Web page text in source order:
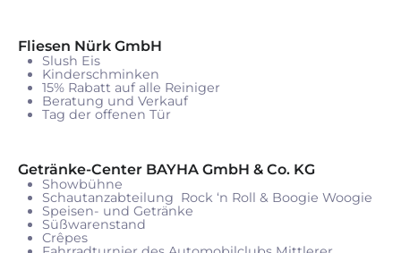
Fliesen Nürk GmbH
Slush Eis
Kinderschminken
15% Rabatt auf alle Reiniger
Beratung und Verkauf
Tag der offenen Tür
Getränke-Center BAYHA GmbH & Co. KG
Showbühne
Schautanzabteilung Rock ‘n Roll & Boogie Woogie
Speisen- und Getränke
Süßwarenstand
Crêpes